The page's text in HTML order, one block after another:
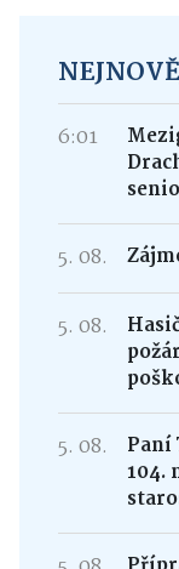
5. 08.
Paní
104.